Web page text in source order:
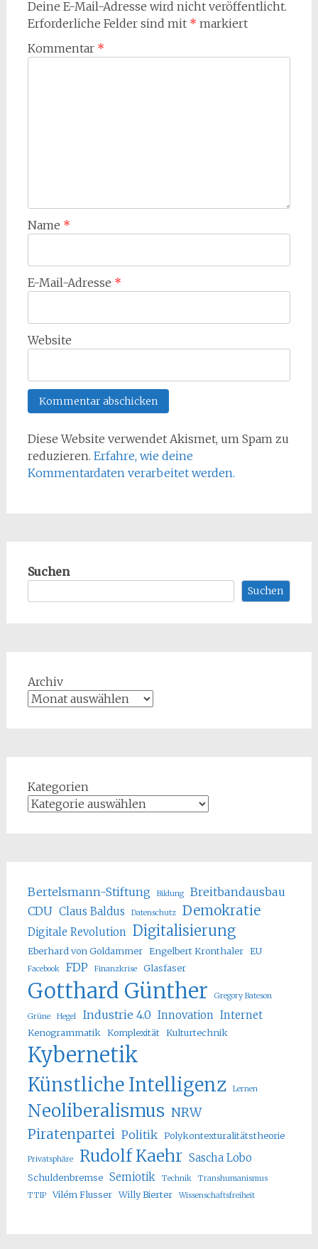
Deine E-Mail-Adresse wird nicht veröffentlicht.
Erforderliche Felder sind mit * markiert
Kommentar *
Name *
E-Mail-Adresse *
Website
Diese Website verwendet Akismet, um Spam zu
reduzieren. Erfahre, wie deine
Kommentardaten verarbeitet werden.
Suchen
Suchen
Archiv
Kategorien
Bertelsmann-Stiftung Bildung
Breitbandausbau
CDU Claus Baldus Datenschutz Demokratie
Digitale Revolution Digitalisierung
Eberhard von Goldammer Engelbert Kronthaler EU
Facebook FDP Finanzkrise Glasfaser
Gotthard Günther Gregory Bateson
Grüne Hegel Industrie 4.0 Innovation Internet
Kenogrammatik Komplexität Kulturtechnik
Kybernetik
Künstliche Intelligenz Lernen
Neoliberalismus NRW
Piratenpartei Politik Polykontexturalitätstheorie
Privatsphäre Rudolf Kaehr Sascha Lobo
Schuldenbremse Semiotik Technik
Transhumanismus
TTIP
Vilém Flusser Willy Bierter Wissenschaftsfreiheit